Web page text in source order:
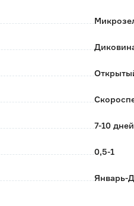
7-10 дней
0,5-1
Январь-